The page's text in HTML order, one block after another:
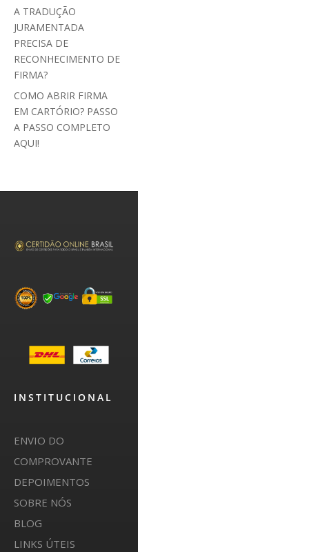
A TRADUÇÃO
JURAMENTADA
PRECISA DE
RECONHECIMENTO DE
FIRMA?
COMO ABRIR FIRMA
EM CARTÓRIO? PASSO
A PASSO COMPLETO
AQUI!
INSTITUCIONAL
ENVIO DO
COMPROVANTE
DEPOIMENTOS
SOBRE NÓS
BLOG
LINKS ÚTEIS